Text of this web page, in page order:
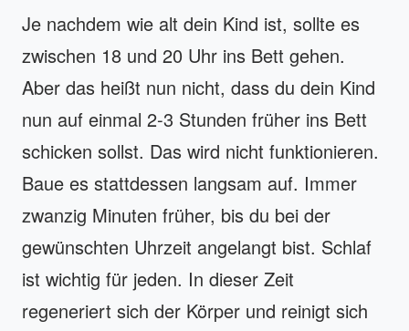
Je nachdem wie alt dein Kind ist, sollte es
zwischen 18 und 20 Uhr ins Bett gehen.
Aber das heißt nun nicht, dass du dein Kind
nun auf einmal 2-3 Stunden früher ins Bett
schicken sollst. Das wird nicht funktionieren.
Baue es stattdessen langsam auf. Immer
zwanzig Minuten früher, bis du bei der
gewünschten Uhrzeit angelangt bist. Schlaf
ist wichtig für jeden. In dieser Zeit
regeneriert sich der Körper und reinigt sich